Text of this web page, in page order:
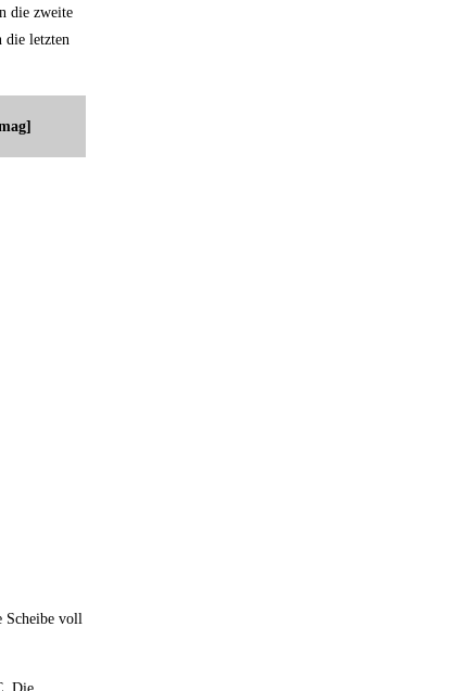
die zweite
die letzten
Scheibe voll